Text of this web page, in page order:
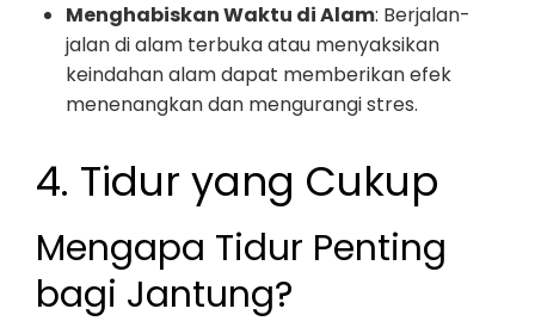
Menghabiskan Waktu di Alam: Berjalan-
jalan di alam terbuka atau menyaksikan
keindahan alam dapat memberikan efek
menenangkan dan mengurangi stres.
4. Tidur yang Cukup
Mengapa Tidur Penting
bagi Jantung?